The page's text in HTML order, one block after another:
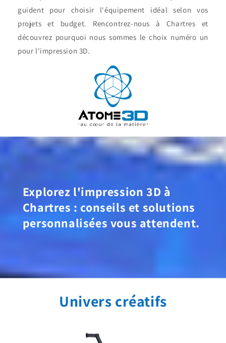
guident pour choisir l'équipement idéal selon vos
projets et budget. Rencontrez-nous à Chartres et
découvrez pourquoi nous sommes le choix numéro un
pour l'impression 3D.
Explorez l'impression 3D à
Chartres : conseils et solutions
personnalisées vous attendent.
Univers créatifs